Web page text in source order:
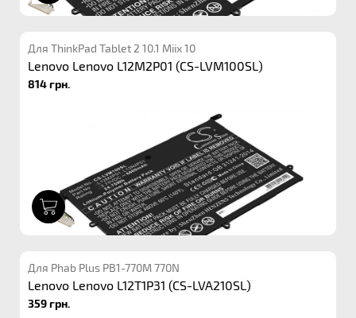
Для ThinkPad Tablet 2 10.1 Miix 10
Lenovo Lenovo L12M2P01 (CS-LVM100SL)
814 грн.
Для Phab Plus PB1-770M 770N
Lenovo Lenovo L12T1P31 (CS-LVA210SL)
359 грн.